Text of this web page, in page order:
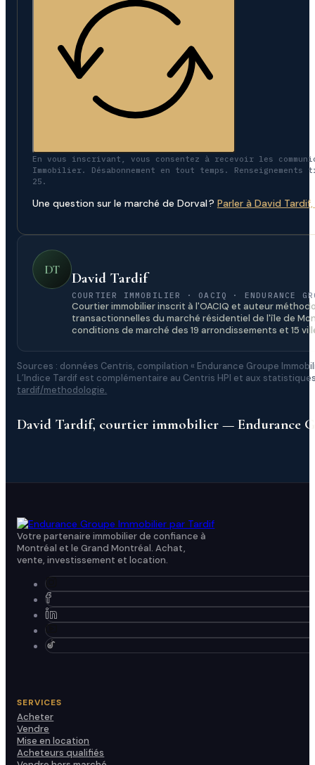
En vous inscrivant, vous consentez à recevoir les
Immobilier. Désabonnement en tout temps.
25.
Une question sur le marché de Dorval ? Parler à David
DT David Tardif
COURTIER IMMOBILIER · OACIQ · ENDURANCE
Courtier immobilier inscrit à l'OACIQ et auteur
transactionnelles du marché résidentiel de l'île de
conditions de marché des 19 arrondissements et 15
Sources : données Centris, compilation « Endurance Groupe
L’Indice Tardif est complémentaire au Centris HPI et aux
tardif/methodologie.
David Tardif, courtier immobilier — Endurance
Votre partenaire immobilier de confiance à
Montréal et le Grand Montréal. Achat,
vente, investissement et location.
SERVICES
Acheter
Vendre
Mise en location
Acheteurs qualifiés